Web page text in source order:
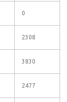
0
2308
3830
2477